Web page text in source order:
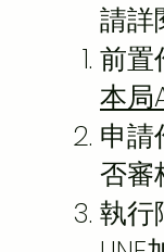
請詳
前置
本局
申請
否審
執行